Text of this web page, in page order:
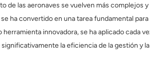
de las aeronaves se vuelven más complejos
ha convertido en una tarea fundamental
innovadora, se ha aplicado cada
la eficiencia de la gestión y